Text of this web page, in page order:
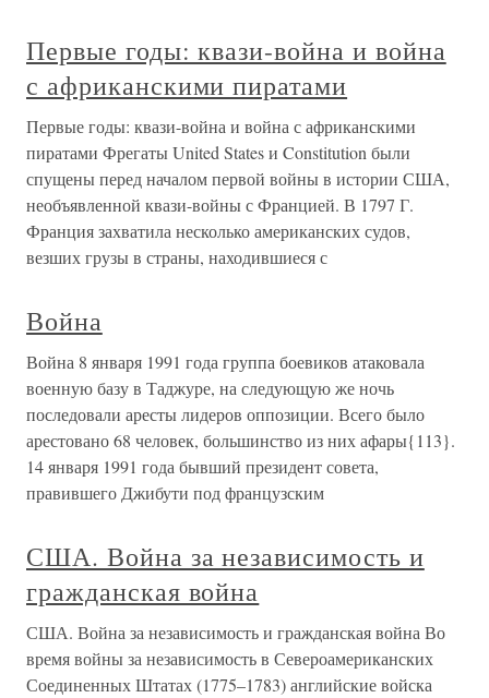
Первые годы: квази-война и война
с африканскими пиратами
Первые годы: квази-война и война с африканскими
пиратами Фрегаты United States и Constitution были
спущены перед началом первой войны в истории США,
необъявленной квази-войны с Францией. В 1797 Г.
Франция захватила несколько американских судов,
везших грузы в страны, находившиеся с
Война
Война 8 января 1991 года группа боевиков атаковала
военную базу в Таджуре, на следующую же ночь
последовали аресты лидеров оппозиции. Всего было
арестовано 68 человек, большинство из них афары{113}.
14 января 1991 года бывший президент совета,
правившего Джибути под французским
США. Война за независимость и
гражданская война
США. Война за независимость и гражданская война Во
время войны за независимость в Североамериканских
Соединенных Штатах (1775–1783) английские войска